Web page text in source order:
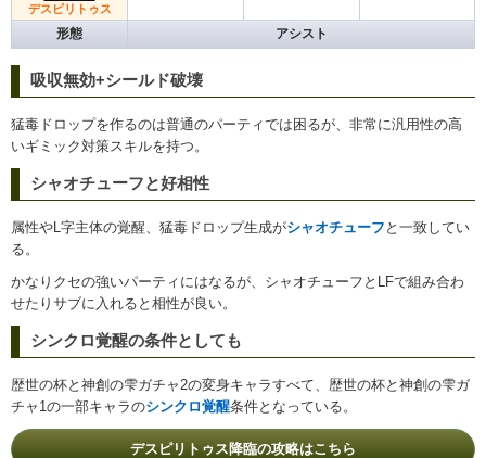
デスピリトゥス
形態 アシスト
吸収無効+シールド破壊
猛毒ドロップを作るのは普通のパーティでは困るが、非常に汎用性の高
いギミック対策スキルを持つ。
シャオチューフと好相性
属性やL字主体の覚醒、猛毒ドロップ生成がシャオチューフ と一致してい
る。
かなりクセの強いパーティにはなるが、シャオチューフとLFで組み合わ
せたりサブに入れると相性が良い。
シンクロ覚醒の条件としても
歴世の杯と神創の雫ガチャ2の変身キャラすべて、歴世の杯と神創の雫ガ
チャ1の一部キャラのシンクロ覚醒条件となっている。
デスピリトゥス降臨の攻略はこちら